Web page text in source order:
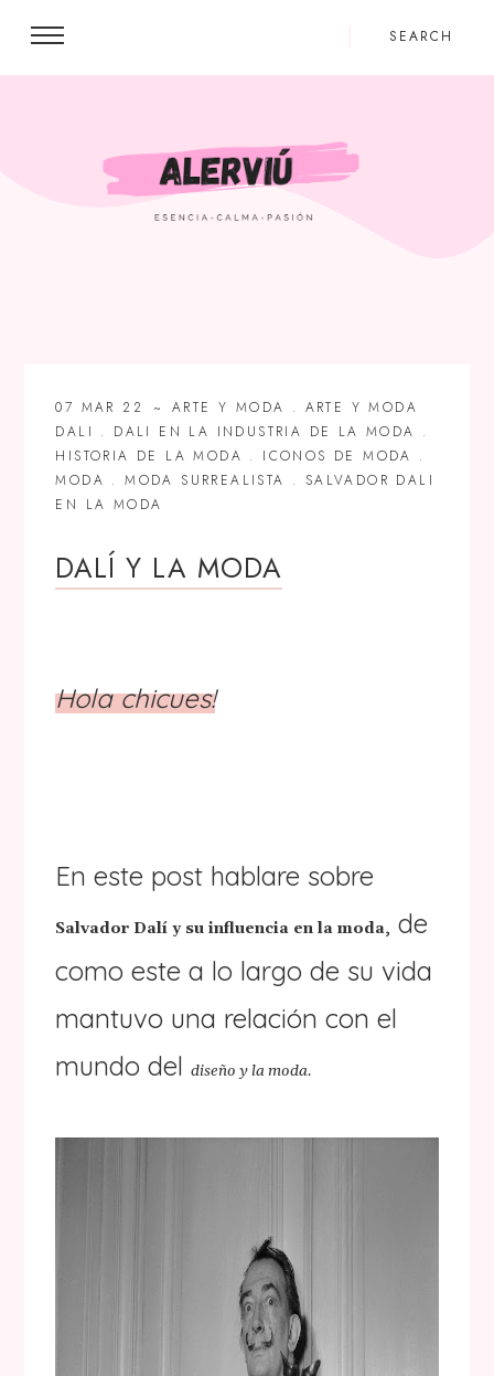
07 MAR 22 ARTE Y MODA . ARTE Y MODA
DALI . DALI EN LA INDUSTRIA DE LA MODA .
HISTORIA DE LA MODA . ICONOS DE MODA .
MODA .MODA SURREALISTA . SALVADOR DALI
EN LA MODA
DALÍ Y LA MODA
Hola chicues!
En este post hablare sobre
Salvador Dalí y su influencia en la moda, de
como este a lo largo de su vida
mantuvo una relación con el
mundo deldiseño y la moda.